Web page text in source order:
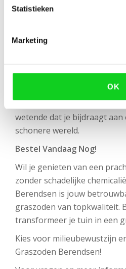
Statistieken
Marketing
OK
chemicaliën zoals glyfosaat
het milieu en de
ervoor gekozen om deze
productieproces te
Onze milieubewuste
positieve impact op de
kunt met een gerust hart
wetende dat je bijdraagt
schonere wereld.
Bestel Vandaag Nog!
Wil je genieten van een
zonder schadelijke
Berendsen is jouw
graszoden van topkwaliteit.
transformeer je tuin in een
Kies voor milieubewustzijn
Graszoden Berendsen!